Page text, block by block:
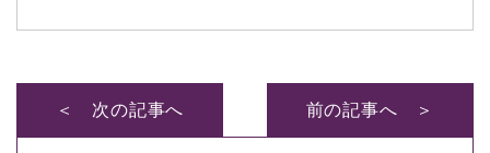
＜ 次の記事へ 前の記事へ ＞